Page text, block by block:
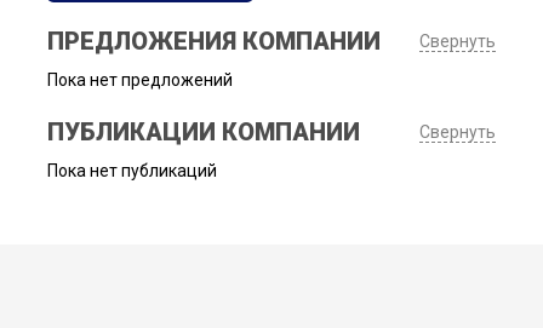
ПРЕДЛОЖЕНИЯ КОМПАНИИ
Свернуть
Пока нет предложений
ПУБЛИКАЦИИ КОМПАНИИ
Свернуть
Пока нет публикаций